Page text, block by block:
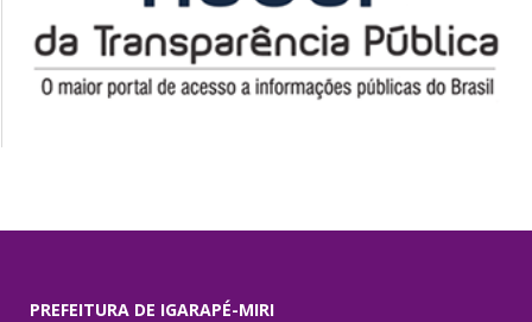
PREFEITURA DE IGARAPÉ-MIRI